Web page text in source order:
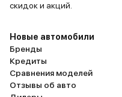
скидок и акций.
Новые автомобили
Бренды
Кредиты
Сравнения моделей
Отзывы об авто